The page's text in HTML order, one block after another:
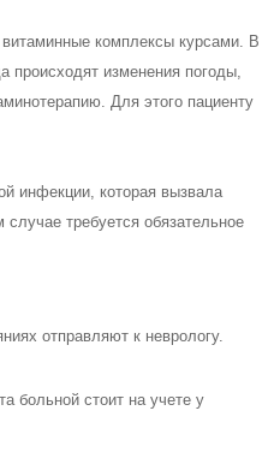
комплексы курсами. В
происходят изменения погоды,
Для этого пациенту
инфекции, которая вызвала
требуется обязательное
отправляют к неврологу.
больной стоит на учете у